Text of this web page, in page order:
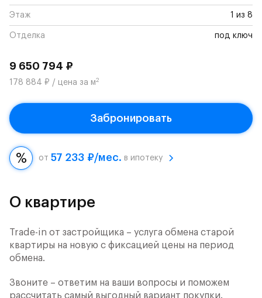
Этаж 1 из 8
Отделка под ключ
9 650 794 ₽
178 884 ₽ / цена за м2
Забронировать
от 57 233 ₽/мес. в ипотеку
О квартире
Trade-in от застройщика – услуга обмена старой
квартиры на новую с фиксацией цены на период
обмена.
Звоните – ответим на ваши вопросы и поможем
рассчитать самый выгодный вариант покупки.